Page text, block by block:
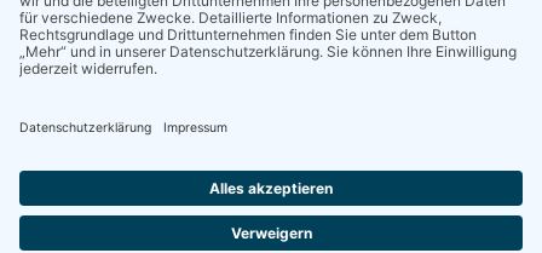
JETZT GRATIS STRATEGIE-
SESSION SICHERN (HIER
© 2023 TEAMGEISSELHART GmbH • Alle Rechte